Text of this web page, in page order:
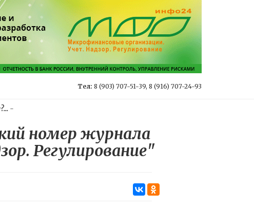
Тел: 8 (903) 707-51-39, 8 (916) 707-24-93
-
номер журнала
Регулирование"